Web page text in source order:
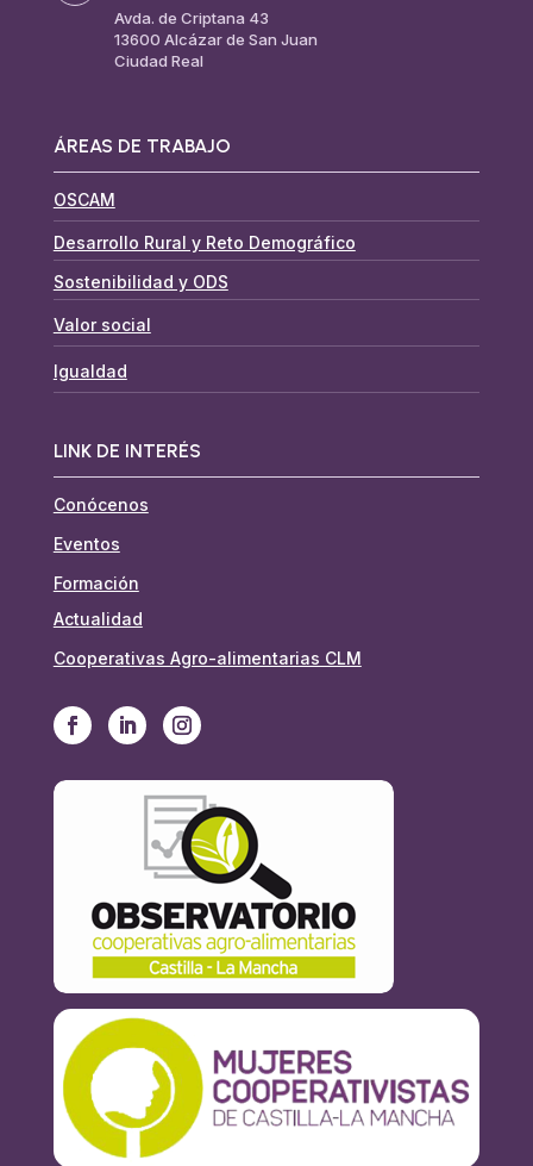
Avda. de Criptana 43
13600 Alcázar de San Juan
Ciudad Real
ÁREAS DE TRABAJO
OSCAM
Desarrollo Rural y Reto Demográfico
Sostenibilidad y ODS
Valor social
Igualdad
LINK DE INTERÉS
Conócenos
Eventos
Formación
Actualidad
Cooperativas Agro-alimentarias CLM